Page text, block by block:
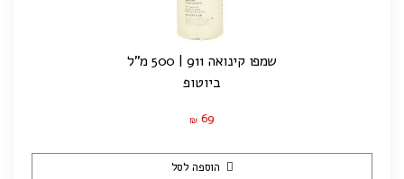
שמפו קינואה 911 | 500 מ"ל
ביוטופ
₪ 69
הוספה לסל